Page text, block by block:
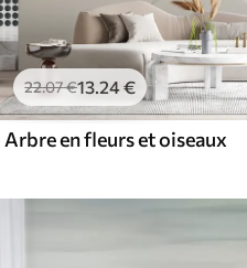
22.07€13.24€
Arbre en fleurs et oiseaux